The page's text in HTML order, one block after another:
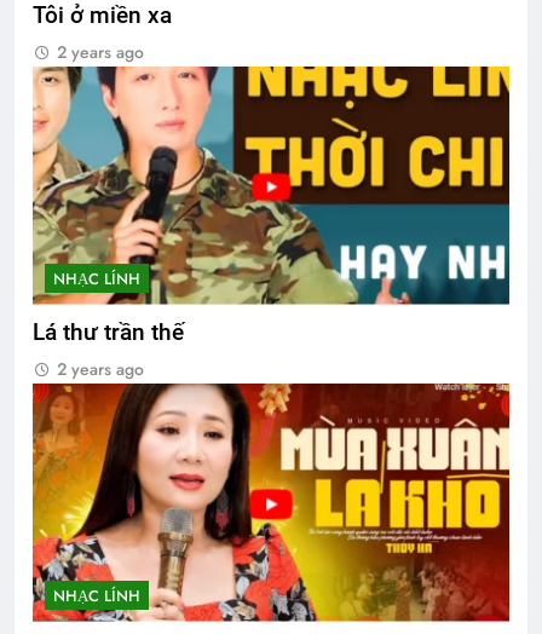
Tôi ở miền xa
2 years ago
NHẠC LÍNH
Lá thư trần thế
2 years ago
NHẠC LÍNH